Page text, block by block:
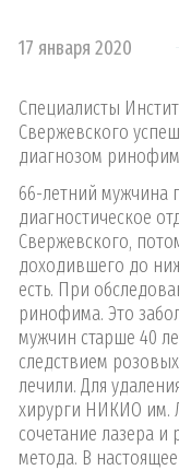
17 января 2020
Специалисты
Свержевского
диагнозом
66-летний мужчина
диагностическое
Свержевского,
доходившего до
есть. При
ринофима. Это
мужчин старше 40
следствием
лечили. Для
хирурги НИКИО им.
сочетание лазера
метода. В